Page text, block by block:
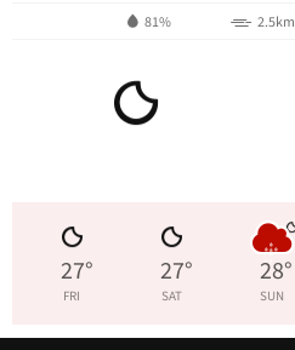
81%
27°
FRI
27°
SAT
28°
SUN